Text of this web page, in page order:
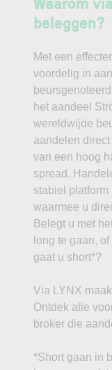
beleggen?
Met een
voordelig in
het aandeel
wereldwijde
aandelen
van een hoog
spread.
stabiel
waarmee u
Belegt u met
long te gaan,
gaat u short*?
Via LYNX
Ontdek alle
broker die
*Short gaan in